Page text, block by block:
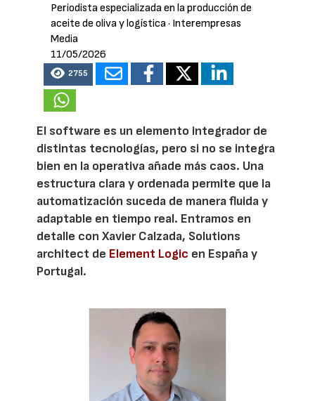
Periodista especializada en la producción de
aceite de oliva y logística· Interempresas
Media
11/05/2026
2755
El software es un elemento integrador de
distintas tecnologías, pero si no se integra
bien en la operativa añade más caos. Una
estructura clara y ordenada permite que la
automatización suceda de manera fluida y
adaptable en tiempo real. Entramos en
detalle con Xavier Calzada, Solutions
architect de Element Logic en España y
Portugal.